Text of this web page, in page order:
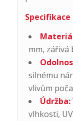
mm, zářivá
silnému
vlivům
Údržba:
vlhkosti,